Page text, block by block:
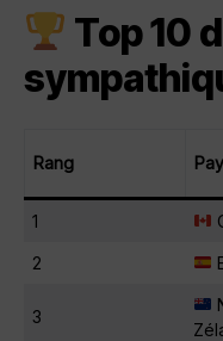
Top 10
Rang
1
2
3